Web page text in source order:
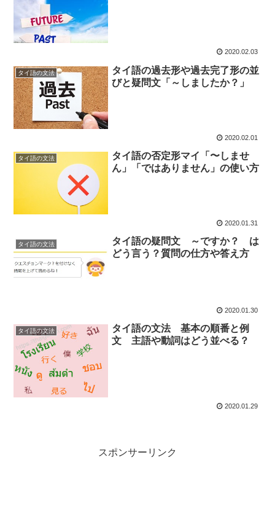
2020.02.03
タイ語の文法
タイ語の過去形や過去完了形の並
びと疑問文「～しましたか？」
2020.02.01
タイ語の文法
タイ語の否定形マイ「〜しませ
ん」「ではありません」の使い方
2020.01.31
タイ語の文法
タイ語の疑問文 ～ですか？ は
どう言う？質問の仕方や答え方
2020.01.30
タイ語の文法
タイ語の文法 基本の順番と例
文 主語や動詞はどう並べる？
2020.01.29
スポンサーリンク